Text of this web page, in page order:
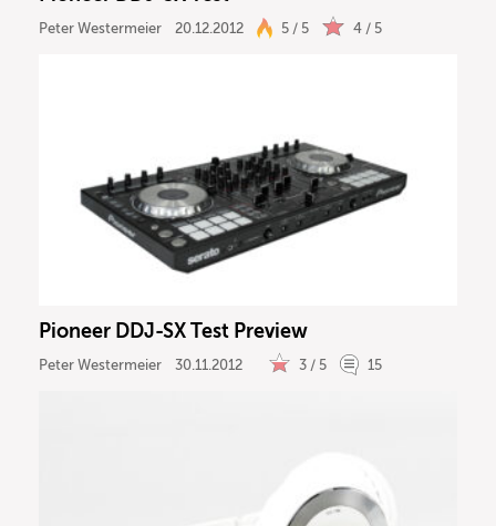
Peter Westermeier 20.12.2012 5 / 5 4 / 5
Pioneer DDJ-SX Test Preview
Peter Westermeier 30.11.2012 3 / 5 15